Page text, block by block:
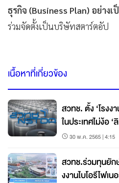
ธุรกิจ (Business Plan) อย่างเ
ร่วมจัดตั้งเป็นบริษัทสตาร์ตอัป
เนื้อหาที่เกี่ยวข้อง
สวทช. ตั้ง ‘โรง
ในประเทศไม่ง้อ ‘
30 พ.ค. 2565 | 4:15
สวทช.ร่วมทุนยัก
งงานไบโอรีไฟเน